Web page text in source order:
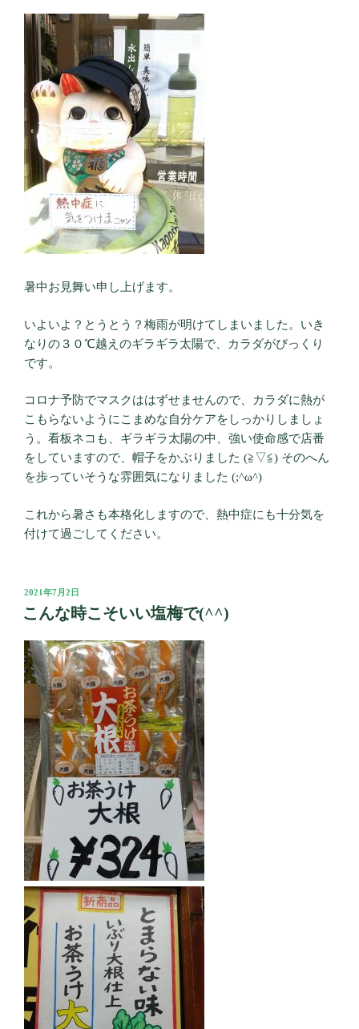
暑中お見舞い申し上げます。
いよいよ？とうとう？梅雨が明けてしまいました。いき
なりの３０℃越えのギラギラ太陽で、カラダがびっくり
です。
コロナ予防でマスクははずせませんので、カラダに熱が
こもらないようにこまめな自分ケアをしっかりしましょ
う。看板ネコも、ギラギラ太陽の中、強い使命感で店番
をしていますので、帽子をかぶりました (≧▽≦) そのへん
を歩っていそうな雰囲気になりました (;^ω^)
これから暑さも本格化しますので、熱中症にも十分気を
付けて過ごしてください。
投
稿
日:
2021年7月2日
こんな時こそいい塩梅で(^^)